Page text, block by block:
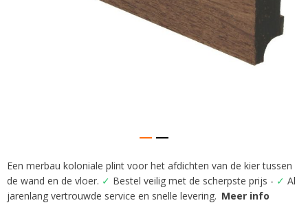
Ga
naar
het
Een merbau koloniale plint voor het afdichten van de kier tussen
de wand en de vloer. ✓ Bestel veilig met de scherpste prijs - ✓ Al
jarenlang vertrouwde service en snelle levering. Meer info